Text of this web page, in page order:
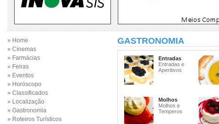
» Home
» Cinemas
» Farmácias
» Feiras
» Eventos
» Horóscopo
» Classificados
» Localização
» Gastronomia
» Roteiros Turísticos
GASTRONOMIA
Entradas
Entradas e
Aperitivos
Molhos
Molhos e
Temperos